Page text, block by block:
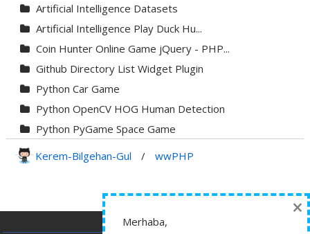
Artificial Intelligence Datasets
Artificial Intelligence Play Duck Hu...
Coin Hunter Online Game jQuery - PHP...
Github Directory List Widget Plugin
Python Car Game
Python OpenCV HOG Human Detection
Python PyGame Space Game
Python Transparent Proxy Server
jQuery Resizable
Kerem-Bilgehan-Gul / wwPHP
Merhaba,
×